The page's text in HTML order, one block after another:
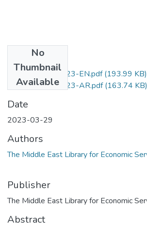
No
Thumbnail
Available
Law.No.18-2023-EN.pdf(193.99 KB)
Law.No.18-2023-AR.pdf(163.74 KB)
Date
2023-03-29
Authors
The Middle East Library for Economic
Publisher
The Middle East Library for Economic
Abstract